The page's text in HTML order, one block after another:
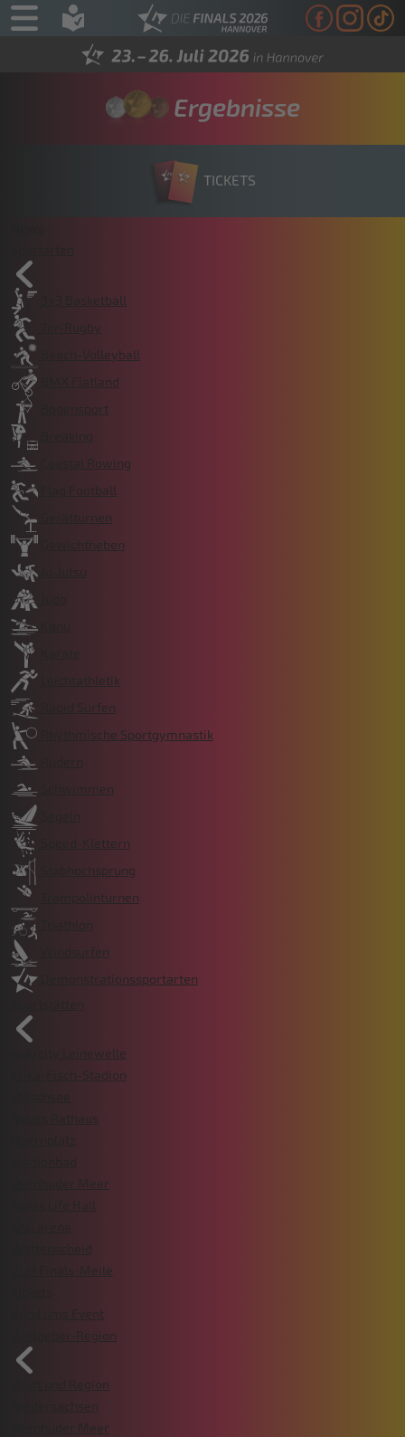
Ergebnisse
TICKETS
3x3 Basketball
7er-Rugby
Beach-Volleyball
BMX Flatland
Bogensport
Breaking
Coastal Rowing
Flag Football
Gerätturnen
Gewichtheben
Ju-Jutsu
Leichtathletik
Rapid Surfen
Rhythmische Sportgymnastik
Rudern
Schwimmen
Segeln
Speed-Klettern
Stabhochsprung
Trampolinturnen
Triathlon
Windsurfen
Demonstrationssportarten
Sportstätten
enercity Leinewelle
Erika-Fisch-Stadion
Neues Rathaus
Steinhuder Meer
Swiss Life Hall
Wattenscheid
VGH Finals-Meile
Rund ums Event
Gastgeber-Region
Stadt und Region
Niedersachsen
Steinhuder Meer